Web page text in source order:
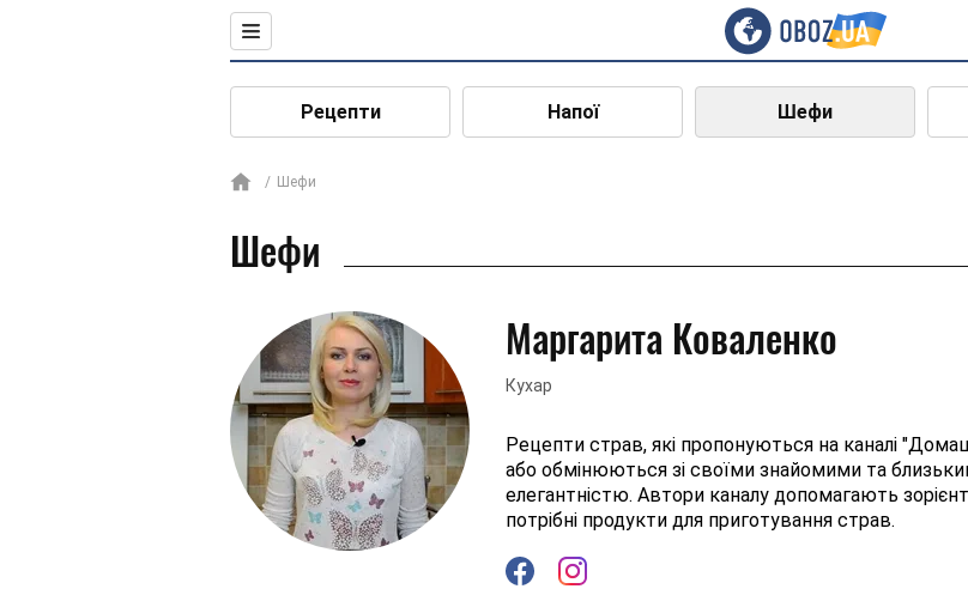
Рецепти Напої Шефи
Шефи
Шефи
Маргарита Коваленко
Кухар
Рецепти страв, які пропонуються на каналі
або обмінюються зі своїми знайомими та
елегантністю. Автори каналу допомагають
потрібні продукти для приготування страв.